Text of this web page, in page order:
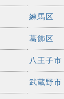
練馬区
葛飾区
八王子市
武蔵野市